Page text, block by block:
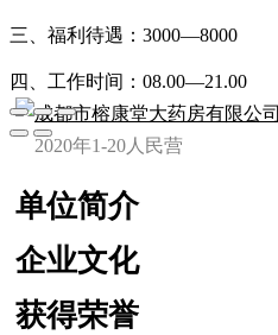
三、福利待遇：3000—8000
四、工作时间：08.00—21.00
成都市榕康堂大药房有限公司
2020年1-20人 民营
单位简介
企业文化
获得荣誉